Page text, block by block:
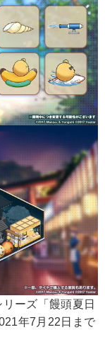
ーズ「饅頭夏日
年7月22日まで